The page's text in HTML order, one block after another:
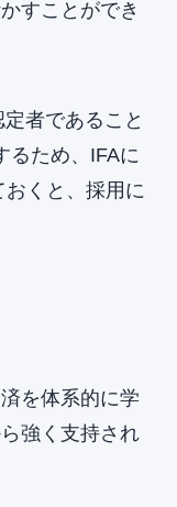
すことができ
者であること
るため、IFAに
くと、採用に
を体系的に学
強く支持され